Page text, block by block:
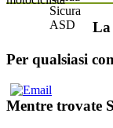
La
Per qualsiasi
Mentre trovate